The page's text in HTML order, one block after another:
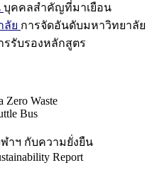
บุคคลสำคัญที่มาเยือน
ลัย การจัดอันดับมหาวิทยาลัย
รรับรองหลักสูตร
Zero Waste
Bus
าฯ กับความยั่งยืน
Report